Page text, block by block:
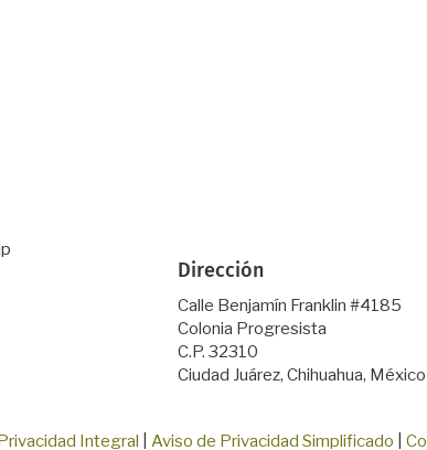
Dirección
Calle Benjamín Franklin #4185
Colonia Progresista
C.P. 32310
Ciudad Juárez, Chihuahua, México
Integral
Aviso de Privacidad Simplificado